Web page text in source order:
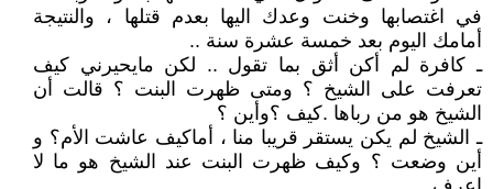
في اغتصابها وخنت وعدك اليها بعدم قتلها ، والنتيجة
أمامك اليوم بعد خمسة عشرة سنة ..
ـ كافرة لم أكن أثق بما تقول .. لكن مايحيرني كيف
تعرفت على الشيخ ؟ ومتى ظهرت البنت ؟ قالت أن
الشيخ هو من رباها .كيف ؟وأين ؟
ـ الشيخ لم يكن يستقر قريبا منا ، أماكيف عاشت الأم؟ و
أين وضعت ؟ وكيف ظهرت البنت عند الشيخ هو ما لا